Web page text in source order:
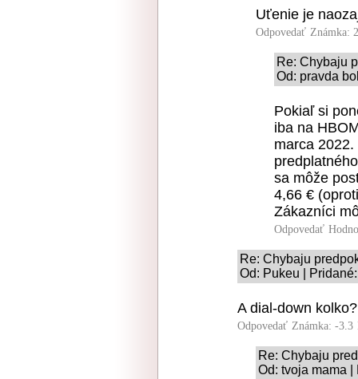
Uťenie je
Odpovedať Známka:
Re: Chybaju
Od: pravda
Pokiaľ si
iba na
marca
sa môže
4,66 €
Zákazníci
Odpovedať
Re: Chybaju
Od: Pukeu |
A dial-down kolko?
Odpovedať Známka: -3.3
Re: Chybaju
Od: tvoja mama